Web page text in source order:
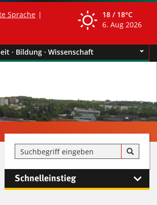
Sprache 18 / 18°C
6. Aug 2026
· Bildung · Wissenschaft
Schnelleinstieg